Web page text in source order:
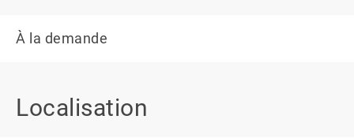
À la demande
Localisation